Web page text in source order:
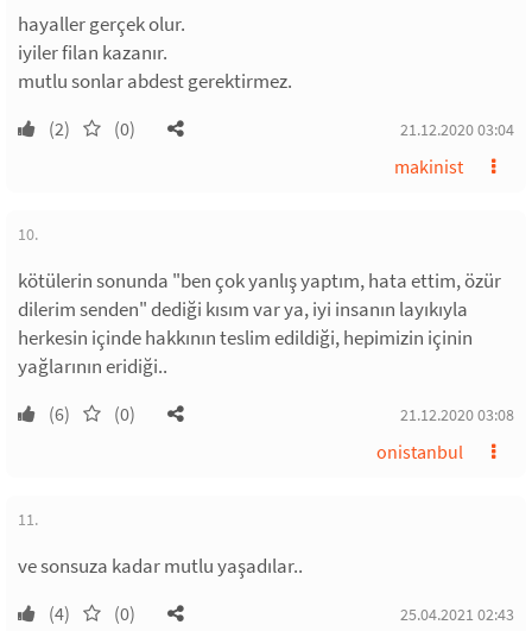
hayaller gerçek olur.
iyiler filan kazanır.
mutlu sonlar abdest gerektirmez.
(2) (0) 21.12.2020 03:04
makinist
10.
kötülerin sonunda "ben çok yanlış yaptım, hata ettim, özür
dilerim senden" dediği kısım var ya, iyi insanın layıkıyla
herkesin içinde hakkının teslim edildiği, hepimizin içinin
yağlarının eridiği..
(6) (0) 21.12.2020 03:08
onistanbul
11.
ve sonsuza kadar mutlu yaşadılar..
(4) (0) 25.04.2021 02:43